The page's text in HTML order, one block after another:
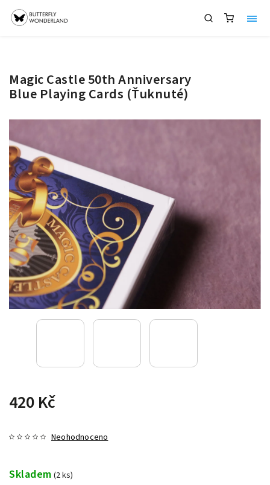
Magic Castle 50th Anniversary
Blue Playing Cards (Ťuknuté)
420 Kč
Neohodnoceno
Skladem (2 ks)